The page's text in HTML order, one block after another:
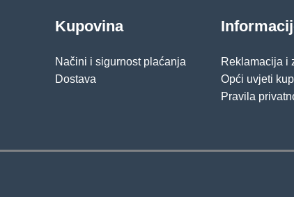
Kupovina
Načini i sigurnost plaćanja
Dostava
Reklamacija i
Opći uvjeti
Pravila